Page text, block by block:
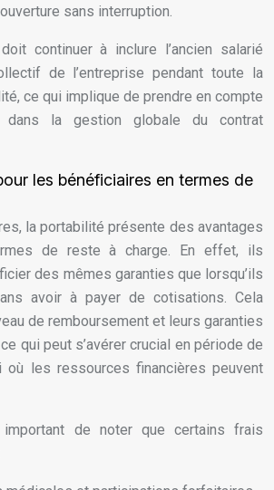
sans interruption.
doit continuer à inclure l’ancien salarié
de l’entreprise pendant toute la
ce qui implique de prendre en compte
dans la gestion globale du contrat
les bénéficiaires en termes de
la portabilité présente des avantages
de reste à charge. En effet, ils
des mêmes garanties que lorsqu’ils
avoir à payer de cotisations. Cela
de remboursement et leurs garanties
qui peut s’avérer crucial en période de
où les ressources financières peuvent
de noter que certains frais